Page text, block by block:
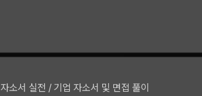
자소서 실전 / 기업 자소서 및 면접 풀이